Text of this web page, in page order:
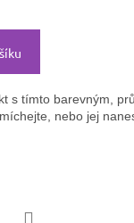
s tímto barevným,
nebo jej